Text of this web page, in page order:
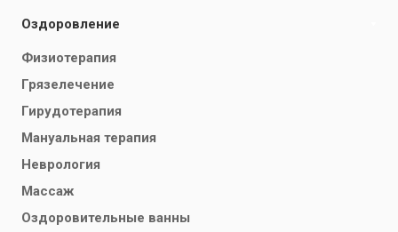
Оздоровление
Физиотерапия
Грязелечение
Гирудотерапия
Мануальная терапия
Неврология
Массаж
Оздоровительные ванны